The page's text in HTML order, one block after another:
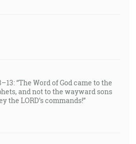
“The Word of God came to the
and not to the wayward sons
the LORD’s commands!”